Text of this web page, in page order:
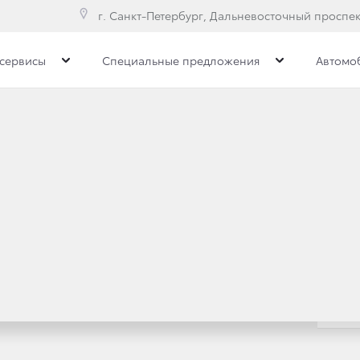
г. Санкт-Петербург, Дальневосточный
Специальные предложения